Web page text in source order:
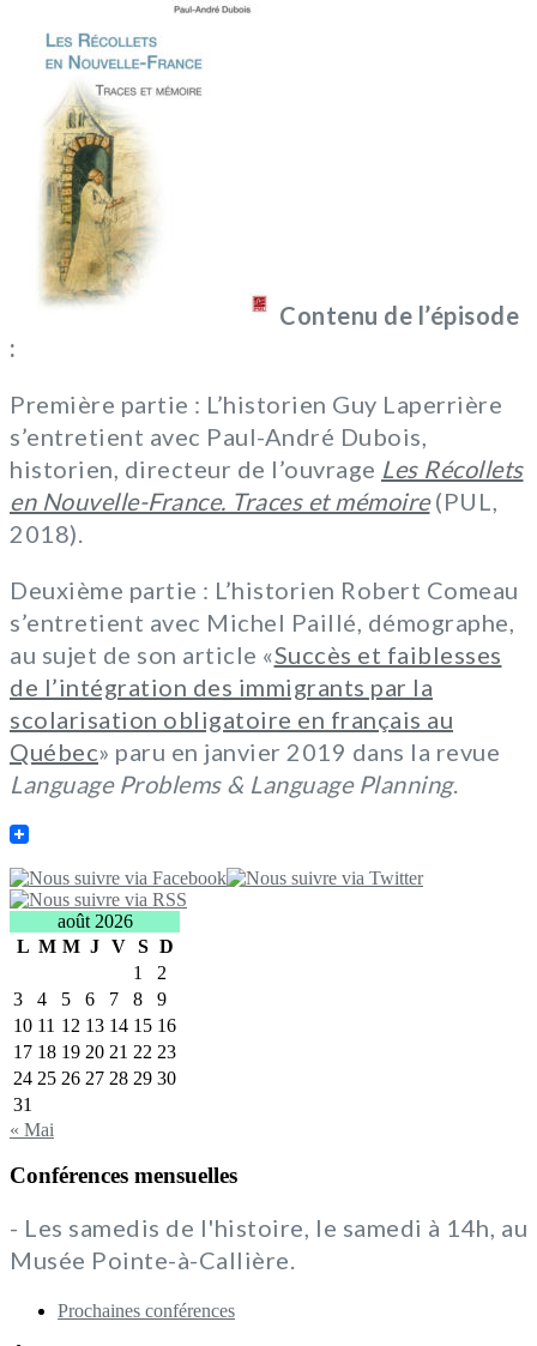
Contenu de l’épisode
:
Première partie : L’historien Guy Laperrière
s’entretient avec Paul-André Dubois,
historien, directeur de l’ouvrage Les Récollets
en Nouvelle-France. Traces et mémoire(PUL,
2018).
Deuxième partie : L’historien Robert Comeau
s’entretient avec Michel Paillé, démographe,
au sujet de son article «Succès et faiblesses
de l’intégration des immigrants par la
scolarisation obligatoire en français au
Québec» paru en janvier 2019 dans la revue
Language Problems & Language Planning.
août 2026
L M M J V S D
1
2
3
4 5 6 7 8
9
10 11 12 13 14 15 16
17 18 19 20 21 22 23
24 25 26 27 28 29 30
31
« Mai
Conférences mensuelles
- Les samedis de l'histoire, le samedi à 14h, au
Musée Pointe-à-Callière.
Prochaines conférences